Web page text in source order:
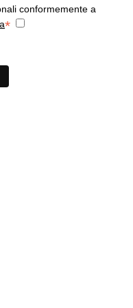
conformemente a
*